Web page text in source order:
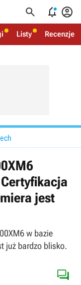
  
Listy Recenzje
jest
w bazie
już bardzo blisko.
